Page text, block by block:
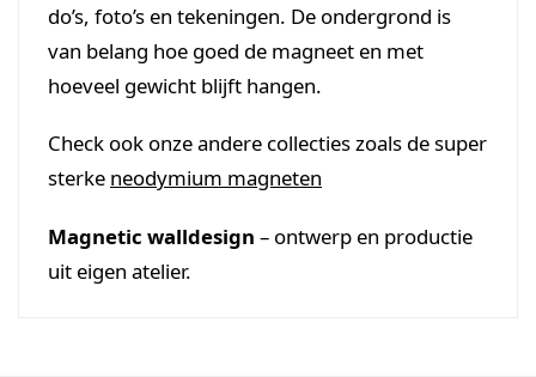
do’s, foto’s en tekeningen. De ondergrond is
van belang hoe goed de magneet en met
hoeveel gewicht blijft hangen.
Check ook onze andere collecties zoals de super
sterke neodymium magneten
Magnetic walldesign – ontwerp en productie
uit eigen atelier.